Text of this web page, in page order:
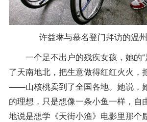
许益琳与慕名登门拜访的温
一个足不出户的残疾女孩，她的“
了天南地北，把生意做得红红火火，
——山核桃卖到了全国各地。她说，
的理想，只是想像一条小鱼一样，自
地说是想学《天街小渔》电影里那个